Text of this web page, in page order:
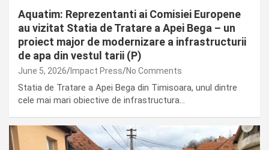
Aquatim: Reprezentanti ai Comisiei Europene
au vizitat Statia de Tratare a Apei Bega – un
proiect major de modernizare a infrastructurii
de apa din vestul tarii (P)
June 5, 2026 Impact Press No Comments
Statia de Tratare a Apei Bega din Timisoara, unul dintre
cele mai mari obiective de infrastructura…